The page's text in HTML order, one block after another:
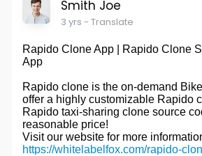
Smith Joe
3 yrs - Translate
Rapido Clone App | Rapido Clone
App
Rapido clone is the on-demand
offer a highly customizable Rapido
Rapido taxi-sharing clone source
reasonable price!
Visit our website for more
https://whitelabelfox.com/rapido-